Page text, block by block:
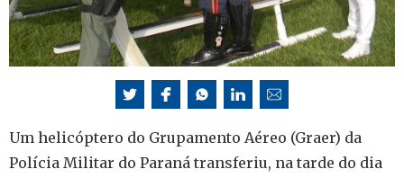
Um helicóptero do Grupamento Aéreo (Graer) da
Polícia Militar do Paraná transferiu, na tarde do dia